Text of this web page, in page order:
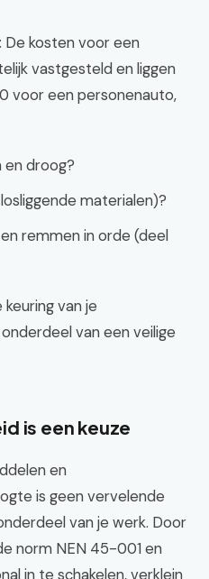
kosten voor een
vastgesteld en liggen
voor een personenauto,
en droog?
materialen)?
remmen in orde (deel
van je
van een veilige
is een keuze
en
is geen vervelende
van je werk. Door
norm NEN 45-001 en
in te schakelen, verklein